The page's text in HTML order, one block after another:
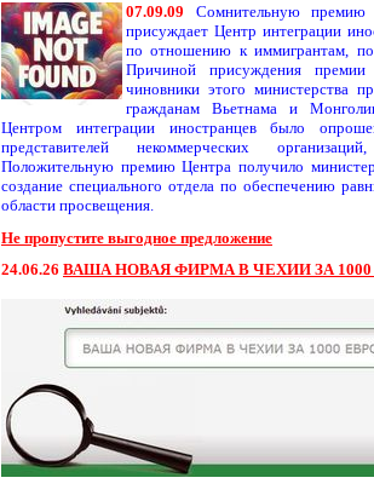
07.09.09 Сомнительную
присуждает Центр интеграции
по отношению к иммигрантам,
Причиной присуждения
чиновники этого министерства
гражданам Вьетнама и
Центром интеграции иностранцев было
представителей некоммерческих
Положительную премию Центра получило
создание специального отдела по обеспечению
области просвещения.
Не пропустите выгодное предложение
24.06.26 ВАША НОВАЯ ФИРМА В ЧЕХИИ ЗА